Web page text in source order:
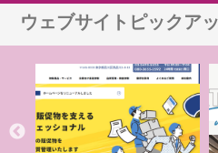
ウェブサイトピックア